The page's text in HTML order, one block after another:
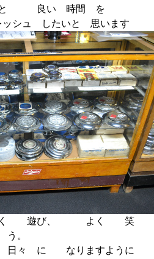
と 良い 時間 を
シュ したいと 思います
く 遊び、 よく 笑
う。
々 に なりますように